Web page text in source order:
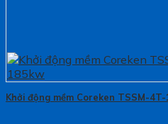
Khởi động mềm Coreken TSSM-